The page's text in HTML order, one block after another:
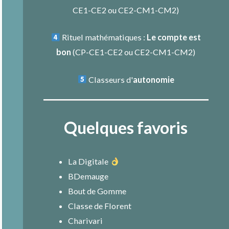
CE1-CE2 ouCE2-CM1-CM2)
Rituel mathématiques : Le compte est
bon (CP-CE1-CE2 ouCE2-CM1-CM2)
Classeurs d'autonomie
Quelques favoris
La Digitale
BDemauge
Bout de Gomme
Classe de Florent
Charivari